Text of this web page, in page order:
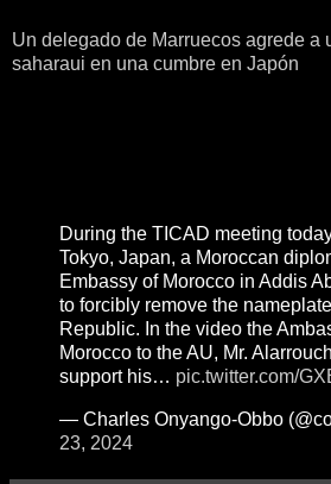
Un delegado de Marruecos agrede a
saharaui en una cumbre en Japón
During the TICAD meeting
Tokyo, Japan, a Moroccan
Embassy of Morocco in Addis
to forcibly remove the
Republic. In the video the
Morocco to the AU, Mr.
support his… pic.twitter.com/
— Charles Onyango-Obbo
23, 2024